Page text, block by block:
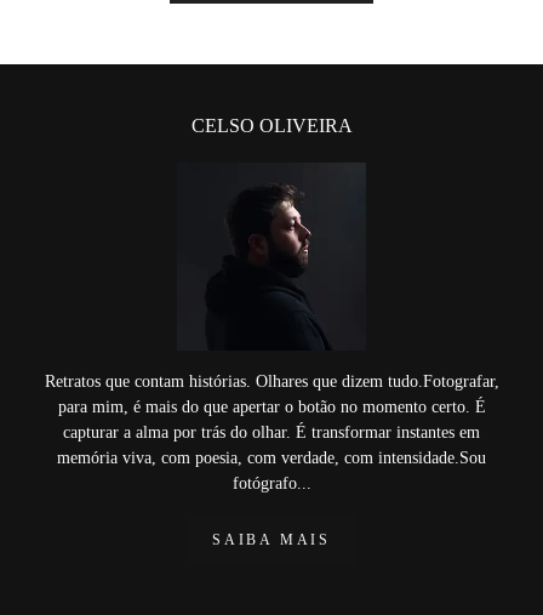
CELSO OLIVEIRA
Retratos que contam histórias. Olhares que dizem tudo.Fotografar,
para mim, é mais do que apertar o botão no momento certo. É
capturar a alma por trás do olhar. É transformar instantes em
memória viva, com poesia, com verdade, com intensidade.Sou
fotógrafo...
SAIBA MAIS